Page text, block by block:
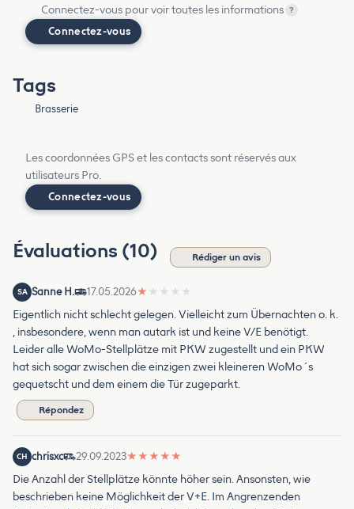
Connectez-vous pour voir toutes les informations ?
Connectez-vous
Tags
Brasserie
Les coordonnées GPS et les contacts sont réservés aux
utilisateurs Pro.
Connectez-vous
Évaluations (10) Rédiger un avis
SA Sanne H. 17.05.2026★ ★ ★ ★ ★
Eigentlich nicht schlecht gelegen. Vielleicht zum Übernachten o. k.
, insbesondere, wenn man autark ist und keine V/E benötigt.
Leider alle WoMo-Stellplätze mit PKW zugestellt und ein PKW
hat sich sogar zwischen die einzigen zwei kleineren WoMo´s
gequetscht und dem einem die Tür zugeparkt.
Répondez
CH chrisxc 29.09.2023★ ★ ★ ★ ★
Die Anzahl der Stellplätze könnte höher sein. Ansonsten, wie
beschrieben keine Möglichkeit der V+E. Im Angrenzenden